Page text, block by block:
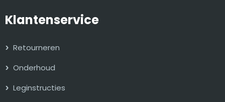
Klantenservice
Retourneren
Onderhoud
Leginstructies